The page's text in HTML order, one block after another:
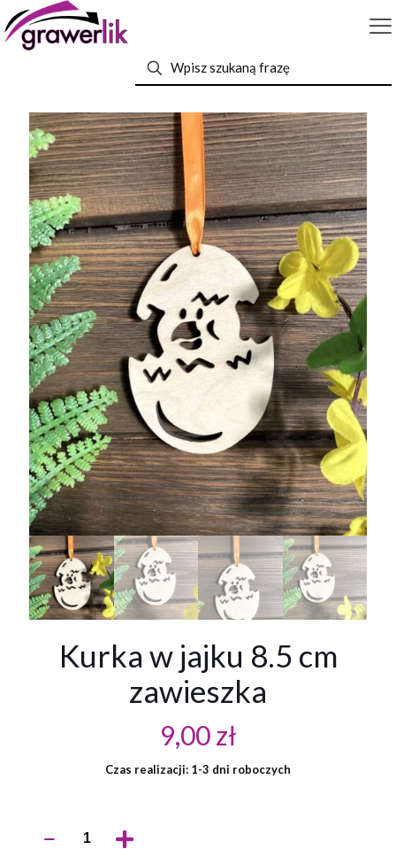
Kurka w jajku 8.5 cm
zawieszka
9,00zł
Czas realizacji: 1-3 dni roboczych
Kurka